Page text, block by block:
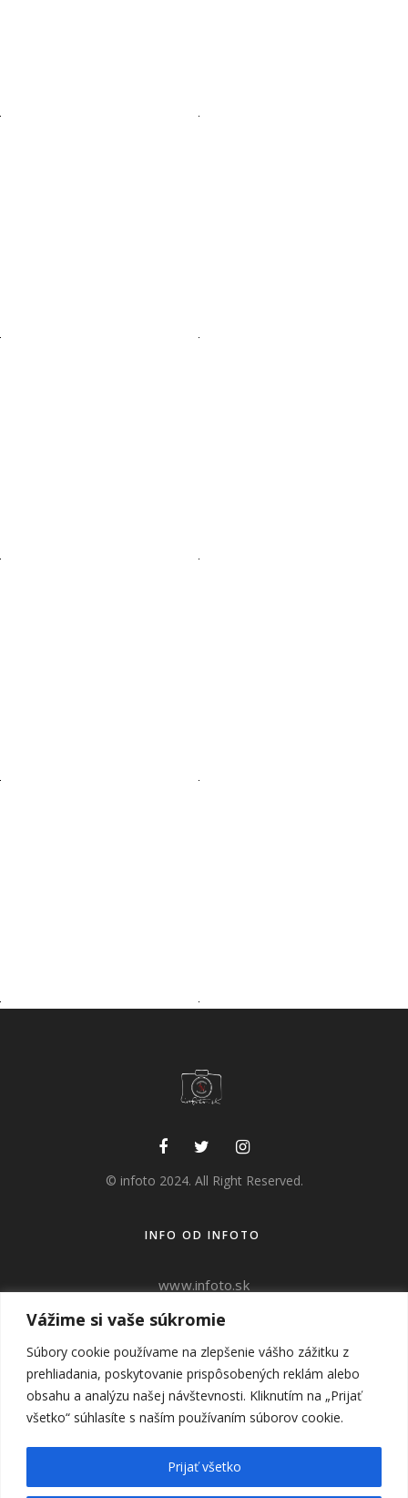
Vážime si vaše súkromie
Súbory cookie používame na zlepšenie vášho zážitku z
prehliadania, poskytovanie prispôsobených reklám alebo
obsahu a analýzu našej návštevnosti. Kliknutím na „Prijať
všetko“ súhlasíte s naším používaním súborov cookie.
Prijať všetko
© infoto 2024. All Right Reserved.
INFO OD INFOTO
www.infoto.sk
ahoj@victorweddings.sk
0905 944 809
SUBSCRIBE